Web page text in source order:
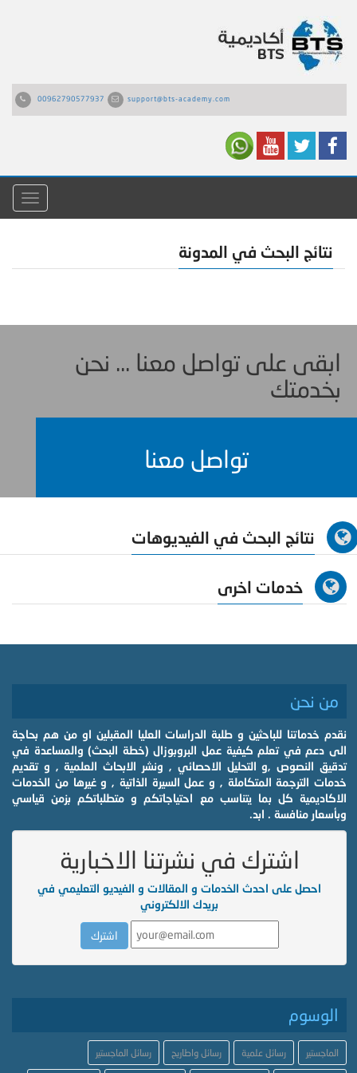
00962790577937 support@bts-academy.com
القائمة
نتائج البحث في المدونة
ابقى على تواصل معنا ... نحن
بخدمتك
تواصل معنا
نتائج البحث في الفيديوهات
خدمات اخرى
من نحن
نقدم خدماتنا للباحثين و طلبة الدراسات العليا المقبلين او من هم بحاجة
الى دعم في تعلم كيفية عمل البروبوزال (خطة البحث) والمساعدة في
تدقيق النصوص ,و التحليل الاحصائي , ونشر الابحاث العلمية , و تقديم
خدمات الترجمة المتكاملة , و عمل السيرة الذاتية , و غيرها من الخدمات
الاكاديمية كل بما يتناسب مع احتياجاتكم و متطلباتكم بزمن قياسي
وبأسعار منافسة . ابد.
اشترك في نشرتنا الاخبارية
احصل على احدث الخدمات و المقالات و الفيديو التعليمي في
بريدك الالكتروني
الوسوم
الماجستير رسائل علمية رسائل واطاريح رسائل الماجستير